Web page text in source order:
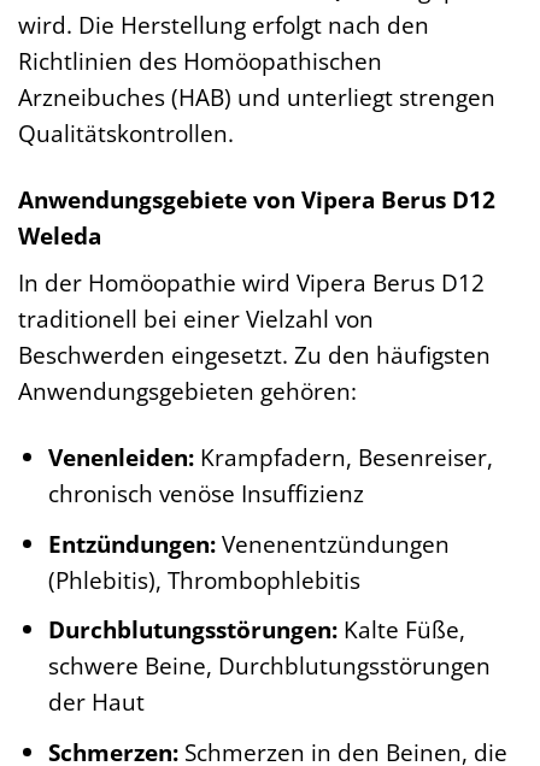
wird. Die Herstellung erfolgt nach den
Richtlinien des Homöopathischen
Arzneibuches (HAB) und unterliegt strengen
Qualitätskontrollen.
Anwendungsgebiete von Vipera Berus D12
Weleda
In der Homöopathie wird Vipera Berus D12
traditionell bei einer Vielzahl von
Beschwerden eingesetzt. Zu den häufigsten
Anwendungsgebieten gehören:
Venenleiden:Krampfadern, Besenreiser,
chronisch venöse Insuffizienz
Entzündungen:Venenentzündungen
(Phlebitis), Thrombophlebitis
Durchblutungsstörungen:Kalte Füße,
schwere Beine, Durchblutungsstörungen
der Haut
Schmerzen:Schmerzen in den Beinen, die